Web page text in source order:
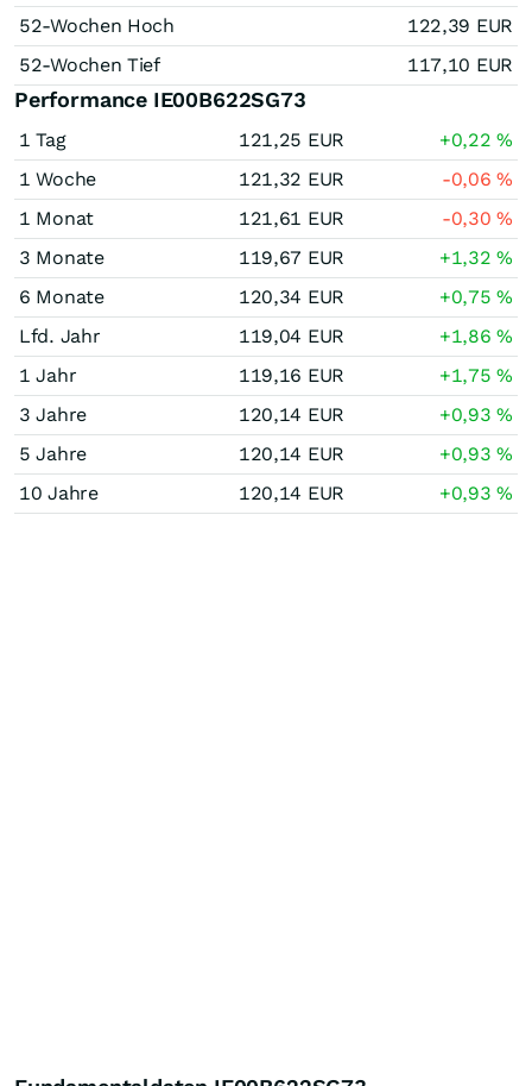
52-Wochen Hoch 122,39 EUR
52-Wochen Tief
117,10 EUR
Performance IE00B622SG73
1 Tag 121,25 EUR +0,22%
1 Woche
121,32 EUR -0,06%
1 Monat
121,61 EUR -0,30%
3 Monate
119,67 EUR +1,32%
6 Monate
120,34 EUR +0,75%
Lfd. Jahr
119,04 EUR +1,86%
1 Jahr
119,16 EUR +1,75%
3 Jahre
120,14 EUR +0,93%
5 Jahre
120,14 EUR +0,93%
10 Jahre
120,14 EUR +0,93%